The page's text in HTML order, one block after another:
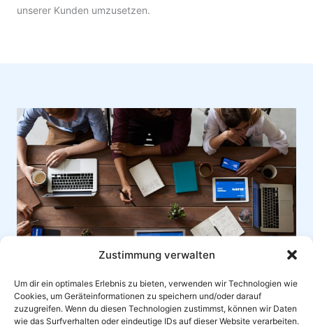
Zustimmung verwalten
Um dir ein optimales Erlebnis zu bieten, verwenden wir Technologien wie
Cookies, um Geräteinformationen zu speichern und/oder darauf
zuzugreifen. Wenn du diesen Technologien zustimmst, können wir Daten
wie das Surfverhalten oder eindeutige IDs auf dieser Website verarbeiten.
unserer Kunden umzusetzen.